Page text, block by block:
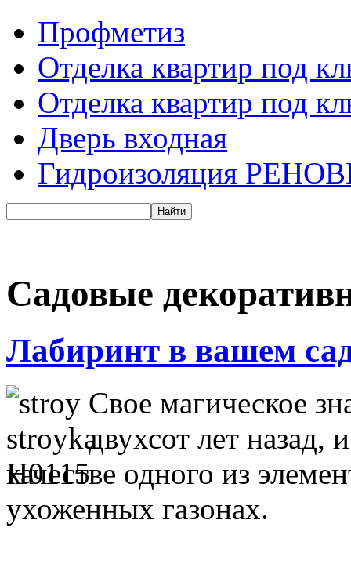
Профметиз
Отделка квартир под
Отделка квартир под
Дверь входная
Гидроизоляция
Садовые
Лабиринт в вашем
Свое магическое
двухсот лет назад,
качестве одного из
ухоженных газонах.